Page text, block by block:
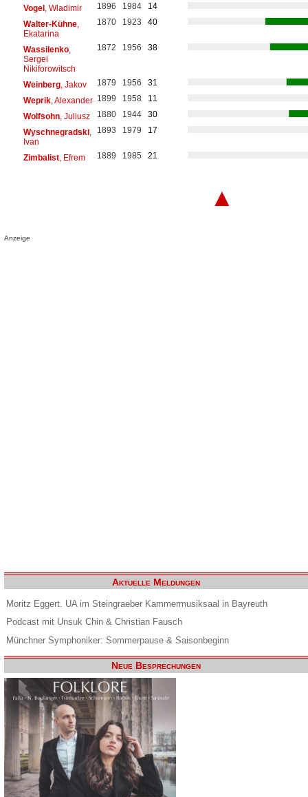
Vogel, Wladimir 1896 1984
14
Walter-Kühne,
Ekatarina
1870 1923 40
Wassilenko,
Sergei
Nikiforowitsch
1872 1956 38
Weinberg, Jakov 1879 1956
31
Weprik, Alexander 1899 1958
11
Wolfsohn, Juliusz 1880 1944
30
Wyschnegradski,
Ivan
1893 1979 17
Zimbalist, Efrem 1889 1985 21
▲
Anzeige
Aktuelle Meldungen
Moritz Eggert. UA im Steingraeber Kammermusiksaal in Bayreuth
Podcast mit Unsuk Chin & Christian Fausch
Münchner Symphoniker: Sommerpause & Saisonbeginn
Neue Besprechungen